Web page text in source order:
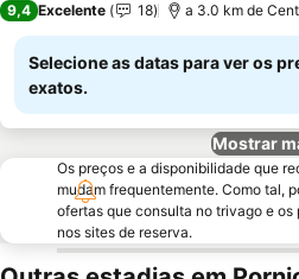
9,4 Excelente 18 a 3.0 km de
Selecione as datas para ver os
exatos.
Mostrar
Os preços e a disponibilidade que
mudam frequentemente. Como tal,
ofertas que consulta no trivago e
nos sites de reserva.